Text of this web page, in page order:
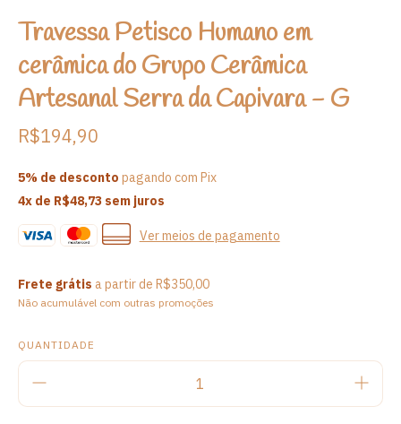
Travessa Petisco Humano em
cerâmica do Grupo Cerâmica
Artesanal Serra da Capivara - G
R$194,90
5% de desconto pagando com Pix
4x de R$48,73 sem juros
Ver meios de pagamento
Frete grátis a partir de R$350,00
Não acumulável com outras promoções
QUANTIDADE